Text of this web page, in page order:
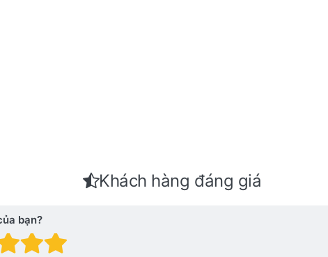
Khách hàng đáng giá
bạn?
Đánh giá: 4 trên 5 sao.
Đánh giá: 3 trên 5 sao.
giá: 2 trên 5 sao.
giá: 1 trên 5 sao. Xấu